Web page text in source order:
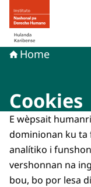
bai homepage di
Home
Cookies
E wèpsait
dominionan ku ta
analítiko i
vershonnan na
bou, bo por lesa